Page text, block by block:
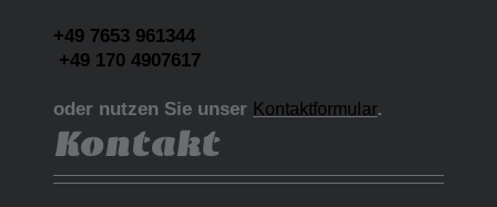
+49 7653 961344
+49 170 4907617
oder nutzen Sie unser Kontaktformular.
Kontakt